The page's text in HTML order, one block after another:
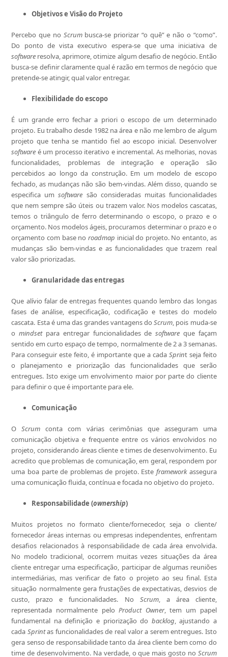
Objetivos e Visão do Projeto
Percebo que no Scrumbusca-se priorizar “o quê” e não o “como”.
Do ponto de vista executivo espera-se que uma iniciativa de
software resolva, aprimore, otimize algum desafio de negócio. Então
busca-se definir claramente qual é razão em termos de negócio que
pretende-se atingir, qual valor entregar.
Flexibilidade do escopo
É um grande erro fechar a priori o escopo de um determinado
projeto. Eu trabalho desde 1982 na área e não me lembro de algum
projeto que tenha se mantido fiel ao escopo inicial. Desenvolver
software é um processo iterativo e incremental. As melhorias, novas
funcionalidades, problemas de integração e operação são
percebidos ao longo da construção. Em um modelo de escopo
fechado, as mudanças não são bem-vindas. Além disso, quando se
especifica umsoftware são consideradas muitas funcionalidades
que nem sempre são úteis ou trazem valor. Nos modelos cascatas,
temos o triângulo de ferro determinando o escopo, o prazo e o
orçamento. Nos modelos ágeis, procuramos determinar o prazo e o
orçamento com base no roadmap inicial do projeto. No entanto, as
mudanças são bem-vindas e as funcionalidades que trazem real
valor são priorizadas.
Granularidade das entregas
Que alívio falar de entregas frequentes quando lembro das longas
fases de análise, especificação, codificação e testes do modelo
cascata. Esta é uma das grandes vantagens doScrum, pois muda-se
omindsetpara entregar funcionalidades desoftware que façam
sentido em curto espaço de tempo, normalmente de 2 a 3 semanas.
Para conseguir este feito, é importante que a cada Sprint seja feito
o planejamento e priorização das funcionalidades que serão
entregues. Isto exige um envolvimento maior por parte do cliente
para definir o que é importante para ele.
Comunicação
OScrum conta com várias cerimônias que asseguram uma
comunicação objetiva e frequente entre os vários envolvidos no
projeto, considerando áreas cliente e times de desenvolvimento. Eu
acredito que problemas de comunicação, em geral, respondem por
uma boa parte de problemas de projeto. Esteframeworkassegura
uma comunicação fluida, contínua e focada no objetivo do projeto.
Responsabilidade (ownership)
Muitos projetos no formato cliente/fornecedor, seja o cliente/
fornecedor áreas internas ou empresas independentes, enfrentam
desafios relacionados à responsabilidade de cada área envolvida.
No modelo tradicional, ocorrem muitas vezes situações da área
cliente entregar uma especificação, participar de algumas reuniões
intermediárias, mas verificar de fato o projeto ao seu final. Esta
situação normalmente gera frustações de expectativas, desvios de
custo, prazo e funcionalidades. No Scrum, a área cliente,
representada normalmente peloProduct Owner, tem um papel
fundamental na definição e priorização do backlog, ajustando a
cada Sprintas funcionalidades de real valor a serem entregues. Isto
gera senso de responsabilidade tanto da área cliente bem como do
time de desenvolvimento. Na verdade, o que mais gosto no Scrum